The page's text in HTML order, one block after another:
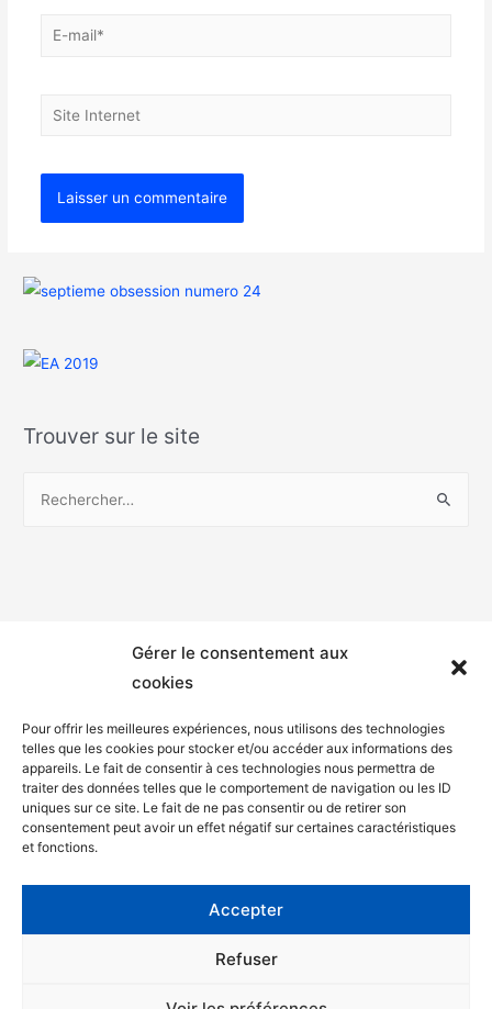
Gérer le consentement aux
cookies
Pour offrir les meilleures expériences, nous utilisons des technologies
telles que les cookies pour stocker et/ou accéder aux informations des
appareils. Le fait de consentir à ces technologies nous permettra de
traiter des données telles que le comportement de navigation ou les ID
uniques sur ce site. Le fait de ne pas consentir ou de retirer son
consentement peut avoir un effet négatif sur certaines caractéristiques
et fonctions.
Accepter
Refuser
Trouver sur le site
Mentions légales
Politique de confidentialité